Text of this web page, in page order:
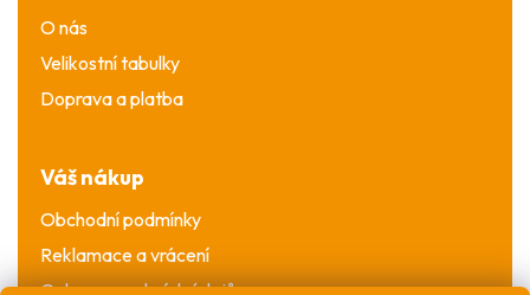
O nás
Velikostní tabulky
Doprava a platba
Váš nákup
Obchodní podmínky
Reklamace a vrácení
Ochrana osobních údajů